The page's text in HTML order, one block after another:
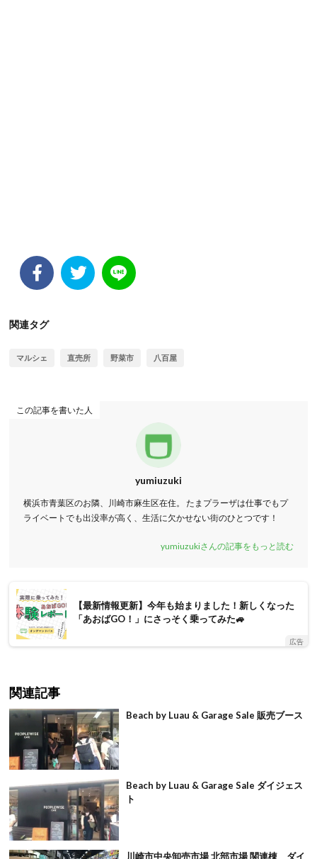
関連タグ
マルシェ 直売所 野菜市 八百屋
この記事を書いた人
yumiuzuki
横浜市青葉区のお隣、川崎市麻生区在住。 たまプラーザは仕事でもプ
ライベートでも出没率が高く、生活に欠かせない街のひとつです！
yumiuzukiさんの記事をもっと読む
【最新情報更新】今年も始まりました！新しくなった
「あおばGO！」にさっそく乗ってみた🚙
広告
関連記事
Beach by Luau & Garage Sale 販売ブース
Beach by Luau & Garage Sale ダイジェス
ト
川崎市中央卸売市場 北部市場 関連棟 ダイ